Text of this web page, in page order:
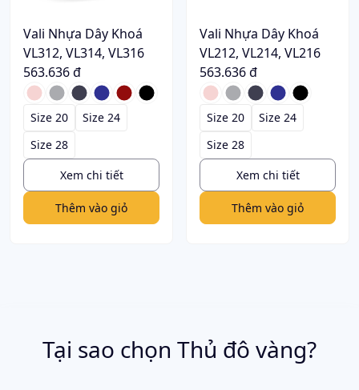
Vali Nhựa Dây Khoá
VL312, VL314, VL316
563.636 đ
Size 20
Size 24
Size 28
Xem chi tiết
Thêm vào giỏ
Vali Nhựa Dây Khoá
VL212, VL214, VL216
563.636 đ
Size 20
Size 24
Size 28
Xem chi tiết
Thêm vào giỏ
Tại sao chọn Thủ đô vàng?